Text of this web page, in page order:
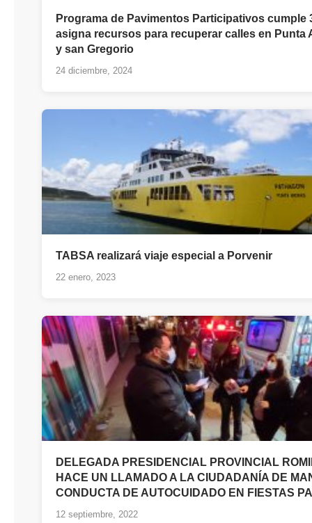
Programa de Pavimentos Participativos cumple
asigna recursos para recuperar calles en Punta
y san Gregorio
24 diciembre, 2024
TABSA realizará viaje especial a Porvenir
22 enero, 2023
DELEGADA PRESIDENCIAL PROVINCIAL
HACE UN LLAMADO A LA CIUDADANÍA DE
CONDUCTA DE AUTOCUIDADO EN FIESTAS
12 septiembre, 2022